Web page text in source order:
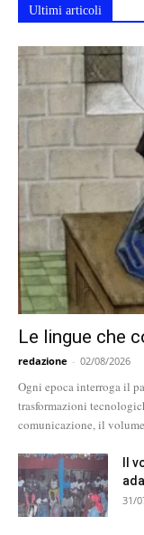
Ultimi articoli
Le lingue che
redazione - 02/08/2026
Ogni epoca interroga il
trasformazioni
comunicazione, il
Il
31/